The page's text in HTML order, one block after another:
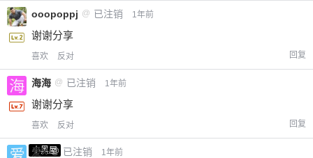
ooopoppj @ 已注销 1年前
谢谢分享
喜欢 反对 回复
海海 @ 已注销 1年前
谢谢分享
喜欢 反对 回复
小黑屋
爱X @ 已注销 1年前